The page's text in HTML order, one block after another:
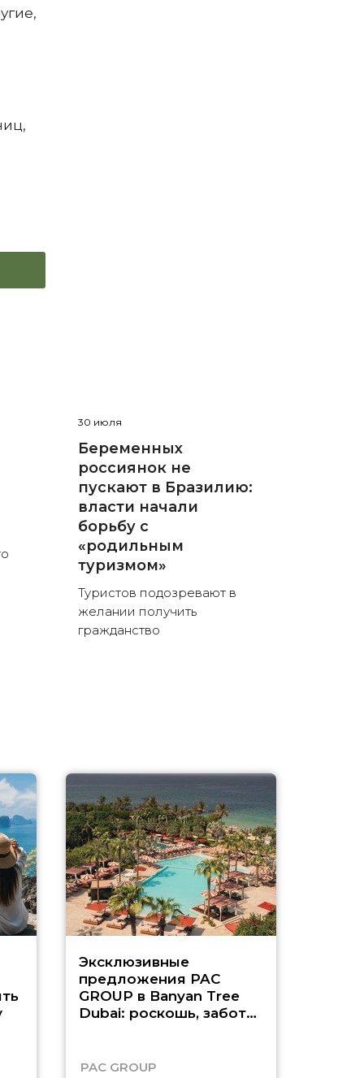
30 июля
Беременных
россиянок не
пускают в Бразилию:
власти начали
борьбу с
«родильным
туризмом»
Туристов подозревают в
желании получить
гражданство
Эксклюзивные
предложения PAC
GROUP в Banyan Tree
Dubai: роскошь, забота
PAC GROUP